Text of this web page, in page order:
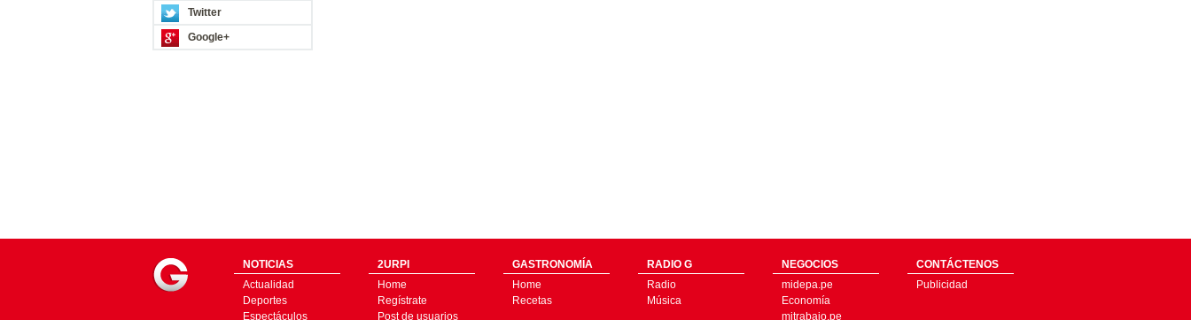
Twitter
Google+
NOTICIAS
Actualidad
Deportes
Espectáculos
2URPI
Home
Regístrate
Post de usuarios
GASTRONOMÍA
Home
Recetas
RADIO G
Radio
Música
NEGOCIOS
midepa.pe
Economía
mitrabajo.pe
CONTÁCTENOS
Publicidad